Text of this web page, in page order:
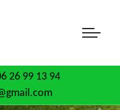
26 99 13 94